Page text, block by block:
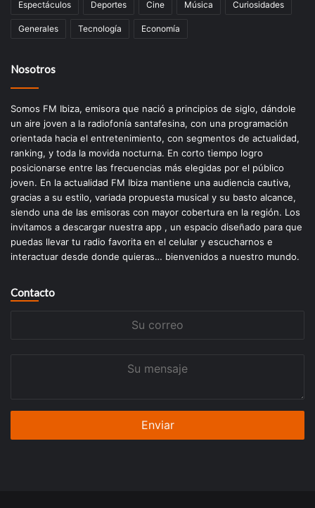
Espectáculos Deportes Cine Música Curiosidades
Generales Tecnología Economía
Nosotros
Somos FM Ibiza, emisora que nació a principios de siglo, dándole
un aire joven a la radiofonía santafesina, con una programación
orientada hacia el entretenimiento, con segmentos de actualidad,
ranking, y toda la movida nocturna. En corto tiempo logro
posicionarse entre las frecuencias más elegidas por el público
joven. En la actualidad FM Ibiza mantiene una audiencia cautiva,
gracias a su estilo, variada propuesta musical y su basto alcance,
siendo una de las emisoras con mayor cobertura en la región. Los
invitamos a descargar nuestra app , un espacio diseñado para que
puedas llevar tu radio favorita en el celular y escucharnos e
interactuar desde donde quieras… bienvenidos a nuestro mundo.
Contacto